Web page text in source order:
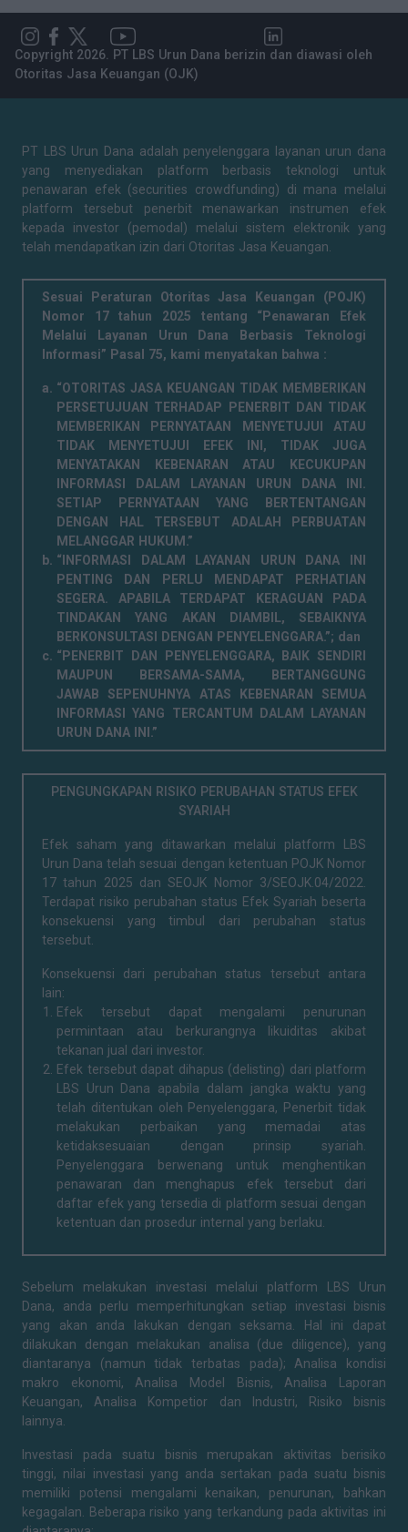
Copyright 2026. PT LBS Urun Dana berizin dan diawasi oleh
Otoritas Jasa Keuangan (OJK)
PT LBS Urun Dana adalah penyelenggara layanan urun dana
yang menyediakan platform berbasis teknologi untuk
penawaran efek (securities crowdfunding) di mana melalui
platform tersebut penerbit menawarkan instrumen efek
kepada investor (pemodal) melalui sistem elektronik yang
telah mendapatkan izin dari Otoritas Jasa Keuangan.
Sesuai Peraturan Otoritas Jasa Keuangan (POJK)
Nomor 17 tahun 2025 tentang “Penawaran Efek
Melalui Layanan Urun Dana Berbasis Teknologi
Informasi” Pasal 75, kami menyatakan bahwa :
“OTORITAS JASA KEUANGAN TIDAK MEMBERIKAN
PERSETUJUAN TERHADAP PENERBIT DAN TIDAK
MEMBERIKAN PERNYATAAN MENYETUJUI ATAU
TIDAK MENYETUJUI EFEK INI, TIDAK JUGA
MENYATAKAN KEBENARAN ATAU KECUKUPAN
INFORMASI DALAM LAYANAN URUN DANA INI.
SETIAP PERNYATAAN YANG BERTENTANGAN
DENGAN HAL TERSEBUT ADALAH PERBUATAN
MELANGGAR HUKUM.”
“INFORMASI DALAM LAYANAN URUN DANA INI
PENTING DAN PERLU MENDAPAT PERHATIAN
SEGERA. APABILA TERDAPAT KERAGUAN PADA
TINDAKAN YANG AKAN DIAMBIL, SEBAIKNYA
BERKONSULTASI DENGAN PENYELENGGARA.”; dan
“PENERBIT DAN PENYELENGGARA, BAIK SENDIRI
MAUPUN BERSAMA-SAMA, BERTANGGUNG
JAWAB SEPENUHNYA ATAS KEBENARAN SEMUA
INFORMASI YANG TERCANTUM DALAM LAYANAN
URUN DANA INI.”
PENGUNGKAPAN RISIKO PERUBAHAN STATUS EFEK
SYARIAH
Efek saham yang ditawarkan melalui platform LBS
Urun Dana telah sesuai dengan ketentuan POJK Nomor
17 tahun 2025 dan SEOJK Nomor 3/SEOJK.04/2022.
Terdapat risiko perubahan status Efek Syariah beserta
konsekuensi yang timbul dari perubahan status
tersebut.
Konsekuensi dari perubahan status tersebut antara
lain:
Efek tersebut dapat mengalami penurunan
permintaan atau berkurangnya likuiditas akibat
tekanan jual dari investor.
Efek tersebut dapat dihapus (delisting) dari platform
LBS Urun Dana apabila dalam jangka waktu yang
telah ditentukan oleh Penyelenggara, Penerbit tidak
melakukan perbaikan yang memadai atas
ketidaksesuaian dengan prinsip syariah.
Penyelenggara berwenang untuk menghentikan
penawaran dan menghapus efek tersebut dari
daftar efek yang tersedia di platform sesuai dengan
ketentuan dan prosedur internal yang berlaku.
Sebelum melakukan investasi melalui platform LBS Urun
Dana, anda perlu memperhitungkan setiap investasi bisnis
yang akan anda lakukan dengan seksama. Hal ini dapat
dilakukan dengan melakukan analisa (due diligence), yang
diantaranya (namun tidak terbatas pada); Analisa kondisi
makro ekonomi, Analisa Model Bisnis, Analisa Laporan
Keuangan, Analisa Kompetior dan Industri, Risiko bisnis
lainnya.
Investasi pada suatu bisnis merupakan aktivitas berisiko
tinggi, nilai investasi yang anda sertakan pada suatu bisnis
memiliki potensi mengalami kenaikan, penurunan, bahkan
kegagalan. Beberapa risiko yang terkandung pada aktivitas ini